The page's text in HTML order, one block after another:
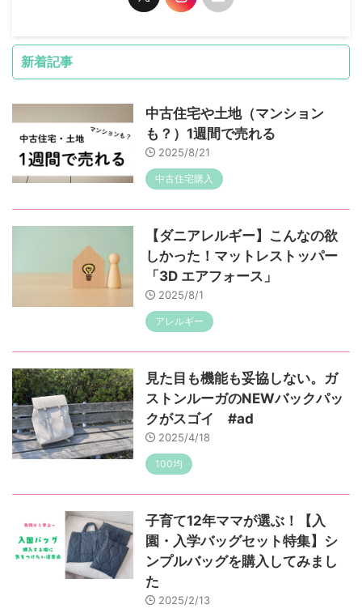
新着記事
中古住宅や土地（マンション
も？）1週間で売れる
2025/8/21
中古住宅購入
【ダニアレルギー】こんなの欲
しかった！マットレストッパー
「3D エアフォース」
2025/8/1
アレルギー
見た目も機能も妥協しない。ガ
ストンルーガのNEWバックパッ
クがスゴイ #ad
2025/4/18
100均
子育て12年ママが選ぶ！【入
園・入学バッグセット特集】シ
ンプルバッグを購入してみまし
た
2025/2/13